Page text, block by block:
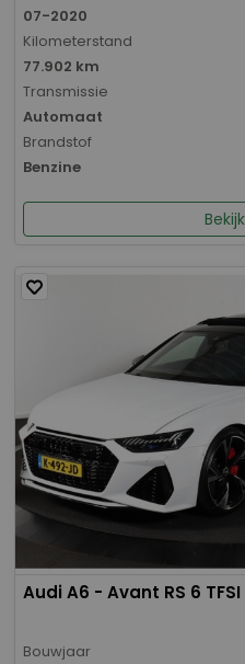
07-2020
Kilometerstand
77.902 km
Transmissie
Automaat
Brandstof
Benzine
Audi A6 - Avant RS 6
Bouwjaar